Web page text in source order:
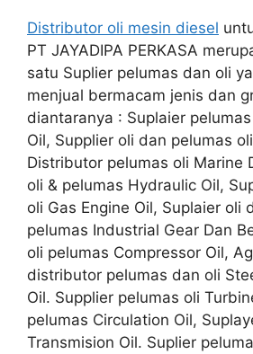
Distributor oli mesin diesel
PT JAYADIPA PERKASA
satu Suplier pelumas dan oli
menjual bermacam jenis dan
diantaranya : Suplaier
Oil, Supplier oli dan pelumas
Distributor pelumas oli Marine
oli & pelumas Hydraulic Oil,
oli Gas Engine Oil, Suplaier oli
pelumas Industrial Gear Dan
oli pelumas Compressor Oil,
distributor pelumas dan oli
Oil. Supplier pelumas oli
pelumas Circulation Oil,
Transmision Oil. Suplier